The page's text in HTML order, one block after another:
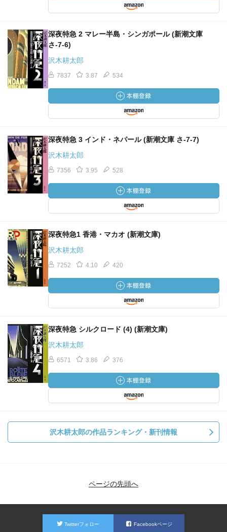
深夜特急 2 マレー半島・シンガポール (新潮文庫
さ-7-6)
沢木耕太郎
7837 3.87 534
深夜特急 3 インド・ネパール (新潮文庫 さ-7-7)
沢木耕太郎
7356 3.95 528
深夜特急1 香港・マカオ (新潮文庫)
沢木耕太郎
7252 4.10 420
深夜特急 シルクロード (4) (新潮文庫)
沢木耕太郎
6571 3.86 376
沢木耕太郎の作品ランキング・新刊情報
ページの先頭へ
Twitterフォロー Facebookページ